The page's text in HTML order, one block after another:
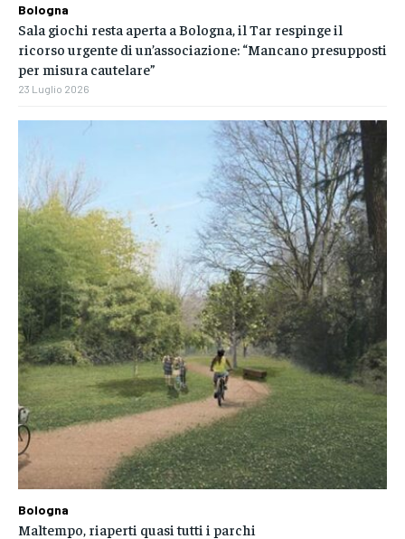
Bologna
Sala giochi resta aperta a Bologna, il Tar respinge il
ricorso urgente di un’associazione: “Mancano presupposti
per misura cautelare”
23 Luglio 2026
Bologna
Maltempo, riaperti quasi tutti i parchi